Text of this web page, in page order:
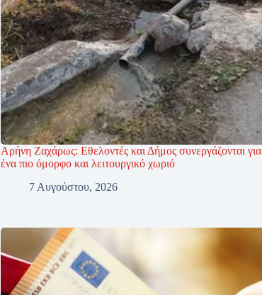
Αρήνη Ζαχάρως: Εθελοντές και Δήμος συνεργάζονται για
ένα πιο όμορφο και λειτουργικό χωριό
7 Αυγούστου, 2026